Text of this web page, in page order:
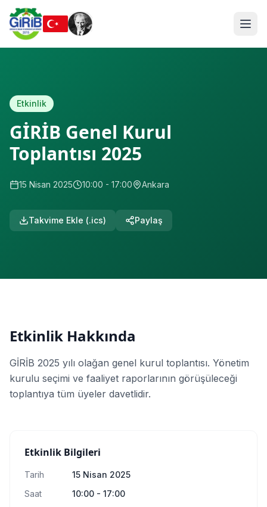
Etkinlik
GİRİB Genel Kurul
Toplantısı 2025
15 Nisan 2025 10:00 - 17:00 Ankara
Takvime Ekle (.ics) Paylaş
Etkinlik Hakkında
GİRİB 2025 yılı olağan genel kurul toplantısı. Yönetim
kurulu seçimi ve faaliyet raporlarının görüşüleceği
toplantıya tüm üyeler davetlidir.
Etkinlik Bilgileri
Tarih
15 Nisan 2025
Saat
10:00 - 17:00